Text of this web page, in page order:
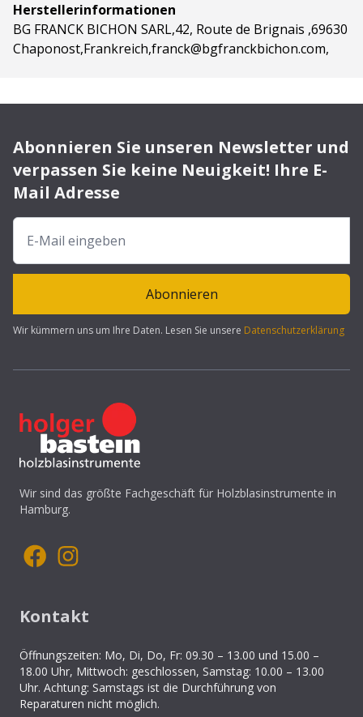
Herstellerinformationen
BG FRANCK BICHON SARL,42, Route de Brignais ,69630
Chaponost,Frankreich,franck@bgfranckbichon.com,
Abonnieren Sie unseren Newsletter und
verpassen Sie keine Neuigkeit! Ihre E-
Mail Adresse
Abonnieren
Wir kümmern uns um Ihre Daten. Lesen Sie unsere Datenschutzerklärung
Wir sind das größte Fachgeschäft für Holzblasinstrumente in
Hamburg.
Kontakt
Öffnungszeiten: Mo, Di, Do, Fr: 09.30 – 13.00 und 15.00 –
18.00 Uhr, Mittwoch: geschlossen, Samstag: 10.00 – 13.00
Uhr. Achtung: Samstags ist die Durchführung von
Reparaturen nicht möglich.